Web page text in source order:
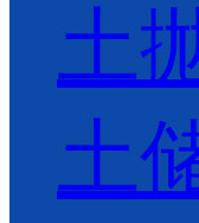
土
土